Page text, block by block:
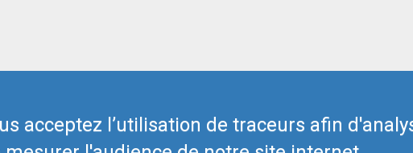
acceptez l’utilisation de traceurs afin